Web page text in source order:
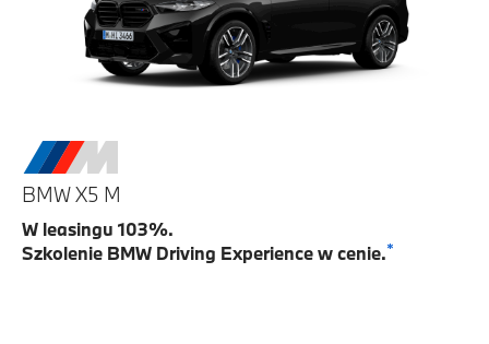
BMW X5 M
W leasingu 103%.
Szkolenie BMW Driving Experience w cenie.*